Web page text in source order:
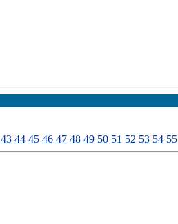
43 44 45 46 47 48 49 50 51 52 53 54 55